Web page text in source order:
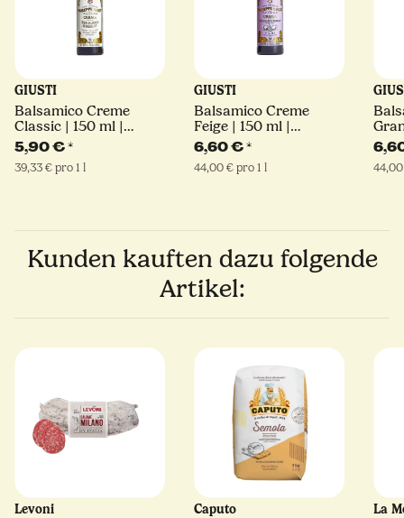
GIUSTI
Balsamico Creme
Classic | 150 ml |
Giuseppe Giusti
5,90 €*
39,33 € pro 1 l
GIUSTI
Balsamico Creme
Feige | 150 ml |
Giuseppe Giusti
6,60 €*
44,00 € pro 1 l
Kunden kauften dazu folgende
Artikel:
Levoni Caputo La